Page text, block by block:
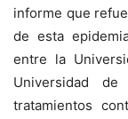
informe que
de esta
entre la
Universidad de
tratamientos